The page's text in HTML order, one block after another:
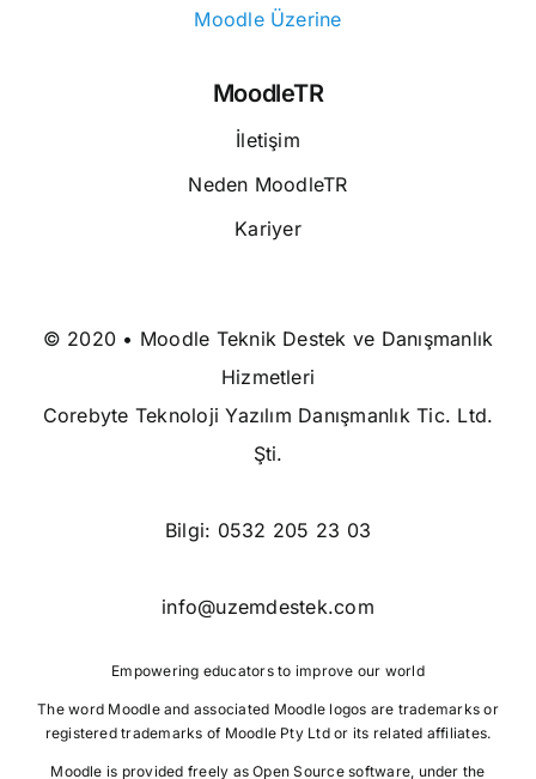
Moodle Üzerine
MoodleTR
İletişim
Neden MoodleTR
Kariyer
© 2020 • Moodle Teknik Destek ve Danışmanlık
Hizmetleri
Corebyte Teknoloji Yazılım Danışmanlık Tic. Ltd.
Şti.
Bilgi: 0532 205 23 03
info@uzemdestek.com
Empowering educators to improve our world
The word Moodle and associated Moodle logos are trademarks or
registered trademarks of Moodle Pty Ltdor its related affiliates.
Moodle is provided freely as Open Source software, under the